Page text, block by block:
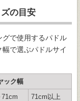
の目安
グで使用するパドル
で選ぶパドルサイ
ック幅
71cm 71cm以上